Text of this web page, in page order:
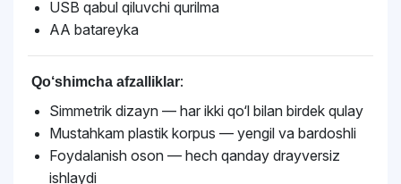
USB qabul qiluvchi qurilma
AA batareyka
Qo‘shimcha afzalliklar:
Simmetrik dizayn — har ikki qo‘l bilan birdek qulay
Mustahkam plastik korpus — yengil va bardoshli
Foydalanish oson — hech qanday drayversiz
ishlaydi